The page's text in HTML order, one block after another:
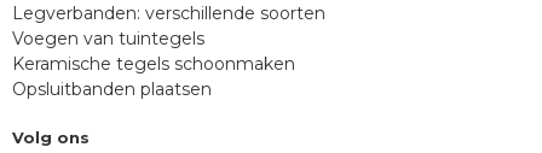
Legverbanden: verschillende soorten
Voegen van tuintegels
Keramische tegels schoonmaken
Opsluitbanden plaatsen
Volg ons